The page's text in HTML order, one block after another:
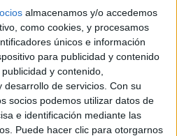
almacenamos y/o accedemos
como cookies, y procesamos
únicos e información
para publicidad y contenido
y contenido,
de servicios. Con su
socios podemos utilizar datos de
e identificación mediante las
Puede hacer clic para otorgarnos
lápiz para
fina con 50
2023